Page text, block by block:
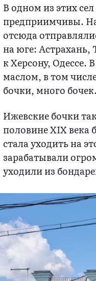
В одном из этих
предприимчивы.
отсюда
на юге: Астрахань,
к Херсону, Одессе.
маслом, в том
бочки, много
Ижевские бочки
половине XIX века
стала уходить на
зарабатывали
уходили из